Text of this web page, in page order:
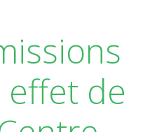
effet de